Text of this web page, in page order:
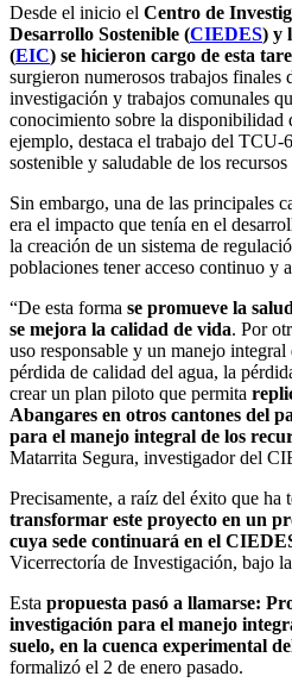
Desde el inicio el Centro de
Desarrollo Sostenible (CIEDES) y
(EIC) se hicieron cargo de esta
surgieron numerosos trabajos finales
investigación y trabajos comunales
conocimiento sobre la disponibilidad
ejemplo, destaca el trabajo del TCU-
sostenible y saludable de los recursos
Sin embargo, una de las principales
era el impacto que tenía en el
la creación de un sistema de
poblaciones tener acceso continuo y
“De esta forma se promueve la
se mejora la calidad de vida. Por
uso responsable y un manejo
pérdida de calidad del agua, la
crear un plan piloto que permita
Abangares en otros cantones del
para el manejo integral de los
Matarrita Segura, investigador del
Precisamente, a raíz del éxito que ha
transformar este proyecto en un
cuya sede continuará en el
Vicerrectoría de Investigación, bajo
Esta propuesta pasó a llamarse:
investigación para el manejo
suelo, en la cuenca experimental
formalizó el 2 de enero pasado.